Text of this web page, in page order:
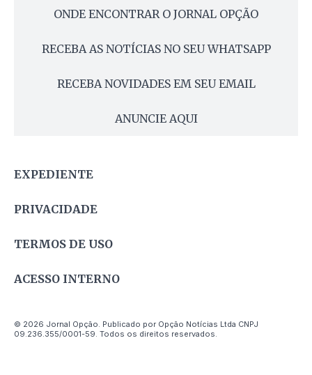
ONDE ENCONTRAR O JORNAL OPÇÃO
RECEBA AS NOTÍCIAS NO SEU WHATSAPP
RECEBA NOVIDADES EM SEU EMAIL
ANUNCIE AQUI
EXPEDIENTE
PRIVACIDADE
TERMOS DE USO
ACESSO INTERNO
© 2026 Jornal Opção. Publicado por Opção Notícias Ltda CNPJ
09.236.355/0001-59. Todos os direitos reservados.